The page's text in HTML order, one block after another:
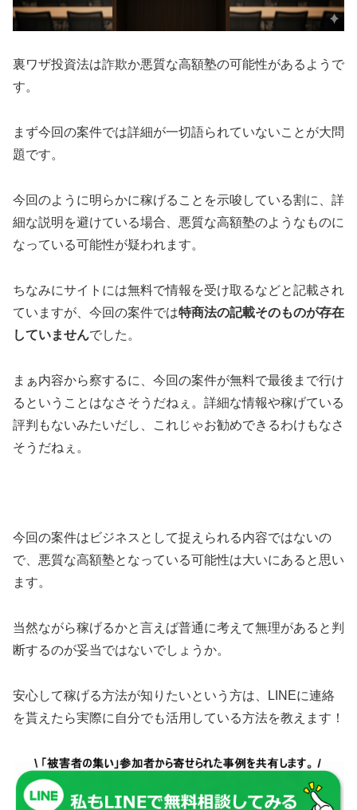
裏ワザ投資法は詐欺か悪質な高額塾の可能性があるようで
す。
まず今回の案件では詳細が一切語られていないことが大問
題です。
今回のように明らかに稼げることを示唆している割に、 詳
細な説明を避けている場合、 悪質な高額塾のようなものに
なっている可能性が疑われます。
ちなみにサイトには無料で情報を受け取るなどと記載され
ていますが、今回の案件では特商法の記載そのものが存在
していませんでした。
まぁ内容から察するに、今回の案件が無料で最後まで行け
るということはなさそうだねぇ。詳細な情報や稼げている
評判もないみたいだし、これじゃお勧めできるわけもなさ
そうだねぇ。
今回の案件は ビジネスとして捉えられる内容ではないの
で、悪質な高額塾となっている可能性は大いにあると思い
ます。
当然ながら稼げるかと言えば普通に考えて無理があると判
断するのが妥当ではないでしょうか。
安心して稼げる方法が知りたいという方は、LINEに連絡
を貰えたら実際に自分でも活用している方法を教えます！